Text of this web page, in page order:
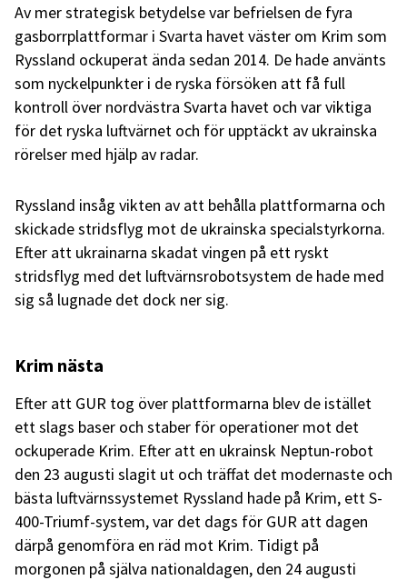
Av mer strategisk betydelse var befrielsen de fyra
gasborrplattformar i Svarta havet väster om Krim som
Ryssland ockuperat ända sedan 2014. De hade använts
som nyckelpunkter i de ryska försöken att få full
kontroll över nordvästra Svarta havet och var viktiga
för det ryska luftvärnet och för upptäckt av ukrainska
rörelser med hjälp av radar.
Ryssland insåg vikten av att behålla plattformarna och
skickade stridsflyg mot de ukrainska specialstyrkorna.
Efter att ukrainarna skadat vingen på ett ryskt
stridsflyg med det luftvärnsrobotsystem de hade med
sig så lugnade det dock ner sig.
Krim nästa
Efter att GUR tog över plattformarna blev de istället
ett slags baser och staber för operationer mot det
ockuperade Krim. Efter att en ukrainsk Neptun-robot
den 23 augusti slagit ut och träffat det modernaste och
bästa luftvärnssystemet Ryssland hade på Krim, ett S-
400-Triumf-system, var det dags för GUR att dagen
därpå genomföra en räd mot Krim. Tidigt på
morgonen på själva nationaldagen, den 24 augusti